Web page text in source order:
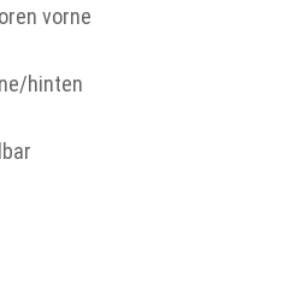
vorne
hinten